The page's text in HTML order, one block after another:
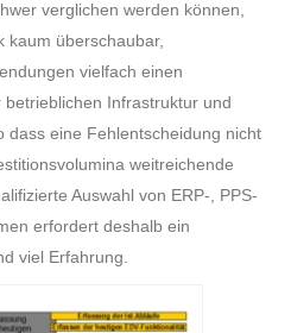
verglichen werden können,
kaum überschaubar,
vielfach einen
Infrastruktur und
dass eine Fehlentscheidung nicht
weitreichende
Auswahl von ERP-, PPS-
erfordert deshalb ein
viel Erfahrung.